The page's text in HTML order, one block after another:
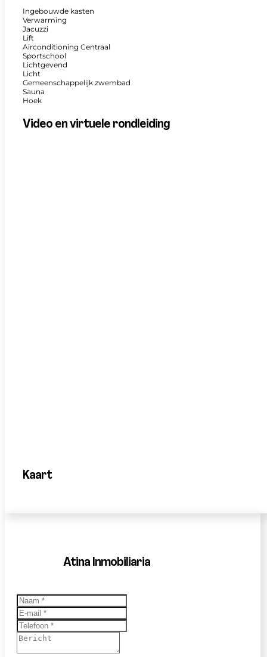
Ingebouwde kasten
Verwarming
Jacuzzi
Lift
Airconditioning Centraal
Sportschool
Lichtgevend
Licht
Gemeenschappelijk zwembad
Sauna
Hoek
Video en virtuele rondleiding
Kaart
Atina Inmobiliaria